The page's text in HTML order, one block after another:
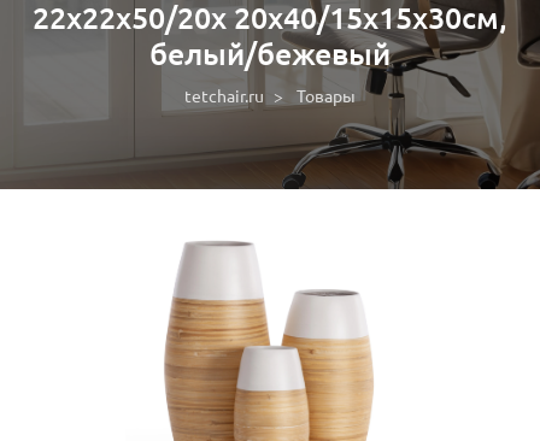
22х22х50/20х 20х40/15х15х30см,
белый/бежевый
tetchair.ru Товары